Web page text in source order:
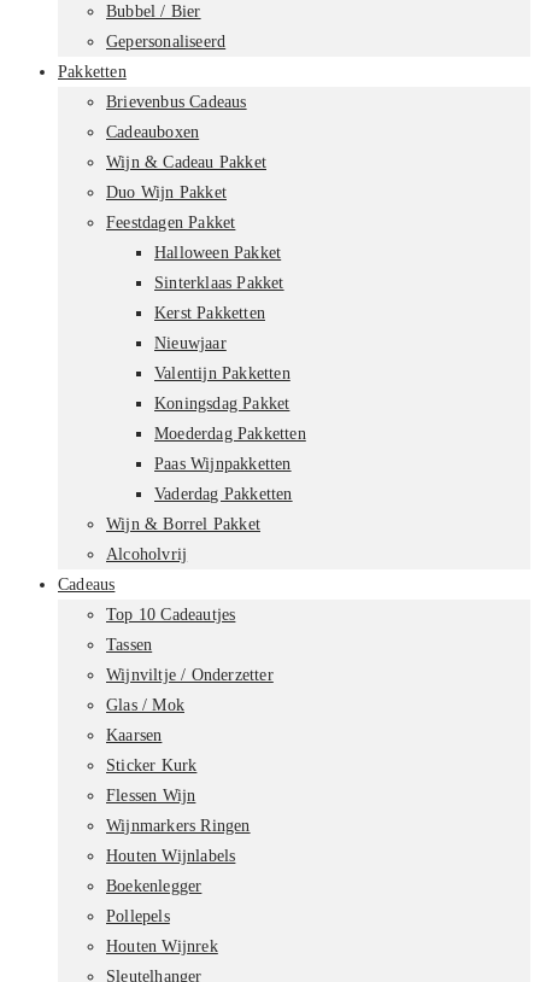
Bubbel / Bier
Gepersonaliseerd
Pakketten
Brievenbus Cadeaus
Cadeauboxen
Wijn & Cadeau Pakket
Duo Wijn Pakket
Feestdagen Pakket
Halloween Pakket
Sinterklaas Pakket
Kerst Pakketten
Nieuwjaar
Valentijn Pakketten
Koningsdag Pakket
Moederdag Pakketten
Paas Wijnpakketten
Vaderdag Pakketten
Wijn & Borrel Pakket
Alcoholvrij
Cadeaus
Top 10 Cadeautjes
Tassen
Wijnviltje / Onderzetter
Glas / Mok
Kaarsen
Sticker Kurk
Flessen Wijn
Wijnmarkers Ringen
Houten Wijnlabels
Boekenlegger
Pollepels
Houten Wijnrek
Sleutelhanger